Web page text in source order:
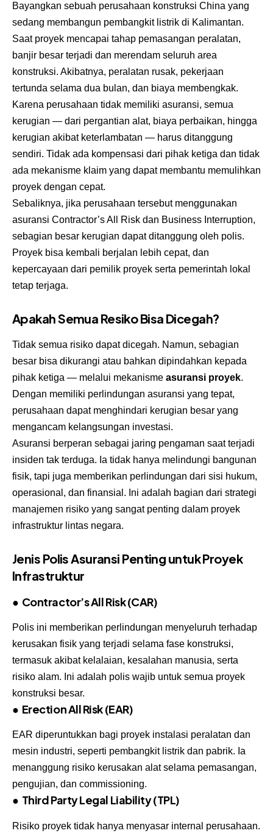
Bayangkan sebuah perusahaan konstruksi China yang
sedang membangun pembangkit listrik di Kalimantan.
Saat proyek mencapai tahap pemasangan peralatan,
banjir besar terjadi dan merendam seluruh area
konstruksi. Akibatnya, peralatan rusak, pekerjaan
tertunda selama dua bulan, dan biaya membengkak.
Karena perusahaan tidak memiliki asuransi, semua
kerugian — dari pergantian alat, biaya perbaikan, hingga
kerugian akibat keterlambatan — harus ditanggung
sendiri. Tidak ada kompensasi dari pihak ketiga dan tidak
ada mekanisme klaim yang dapat membantu memulihkan
proyek dengan cepat.
Sebaliknya, jika perusahaan tersebut menggunakan
asuransi Contractor’s All Risk dan Business Interruption,
sebagian besar kerugian dapat ditanggung oleh polis.
Proyek bisa kembali berjalan lebih cepat, dan
kepercayaan dari pemilik proyek serta pemerintah lokal
tetap terjaga.
Apakah Semua Resiko Bisa Dicegah?
Tidak semua risiko dapat dicegah. Namun, sebagian
besar bisa dikurangi atau bahkan dipindahkan kepada
pihak ketiga — melalui mekanisme asuransi proyek.
Dengan memiliki perlindungan asuransi yang tepat,
perusahaan dapat menghindari kerugian besar yang
mengancam kelangsungan investasi.
Asuransi berperan sebagai jaring pengaman saat terjadi
insiden tak terduga. Ia tidak hanya melindungi bangunan
fisik, tapi juga memberikan perlindungan dari sisi hukum,
operasional, dan finansial. Ini adalah bagian dari strategi
manajemen risiko yang sangat penting dalam proyek
infrastruktur lintas negara.
Jenis Polis Asuransi Penting untuk Proyek
Infrastruktur
● Contractor’s All Risk(CAR)
Polis ini memberikan perlindungan menyeluruh terhadap
kerusakan fisik yang terjadi selama fase konstruksi,
termasuk akibat kelalaian, kesalahan manusia, serta
risiko alam. Ini adalah polis wajib untuk semua proyek
konstruksi besar.
● Erection All Risk (EAR)
EAR diperuntukkan bagi proyek instalasi peralatan dan
mesin industri, seperti pembangkit listrik dan pabrik. Ia
menanggung risiko kerusakan alat selama pemasangan,
pengujian, dan commissioning.
● Third Party Legal Liability(TPL)
Risiko proyek tidak hanya menyasar internal perusahaan.